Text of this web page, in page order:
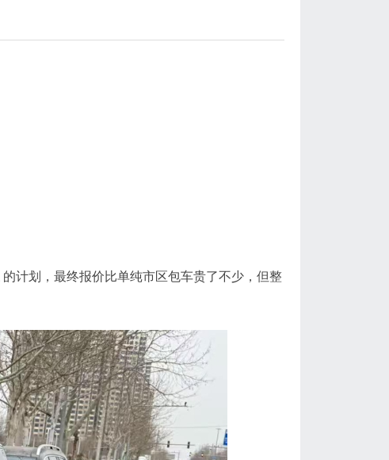
的计划，最终报价比单纯市区包车贵了不少，但整